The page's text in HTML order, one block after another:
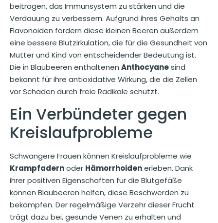
beitragen, das Immunsystem zu stärken und die
Verdauung zu verbessern. Aufgrund ihres Gehalts an
Flavonoiden fördern diese kleinen Beeren außerdem
eine bessere Blutzirkulation, die für die Gesundheit von
Mutter und Kind von entscheidender Bedeutung ist.
Die in Blaubeeren enthaltenen Anthocyanesind
bekannt für ihre antioxidative Wirkung, die die Zellen
vor Schäden durch freie Radikale schützt.
Ein Verbündeter gegen
Kreislaufprobleme
Schwangere Frauen können Kreislaufprobleme wie
Krampfadernoder Hämorrhoidenerleben. Dank
ihrer positiven Eigenschaften für die Blutgefäße
können Blaubeeren helfen, diese Beschwerden zu
bekämpfen. Der regelmäßige Verzehr dieser Frucht
trägt dazu bei, gesunde Venen zu erhalten und